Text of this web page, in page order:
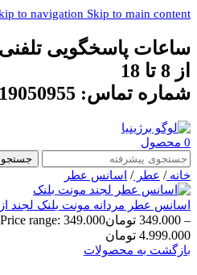
to navigation Skip to main content
ساعات پاسخگویی
از 8 تا 18
شماره تماس: 09019050955 - 09129334467
0 محصول
جستجو
خانه/ عطر/ اسانس عطر
اسانس عطر مردانه مونت بلنک لجند از
–
349.000 تومان
4.999.000 تومان
بازگشت به محصولات